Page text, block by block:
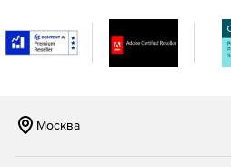
Отображение загрузки
генерация отчетов.
Москва